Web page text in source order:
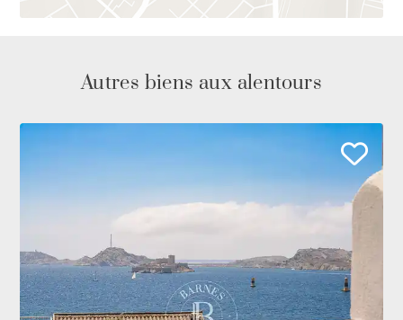
Autres biens aux alentours